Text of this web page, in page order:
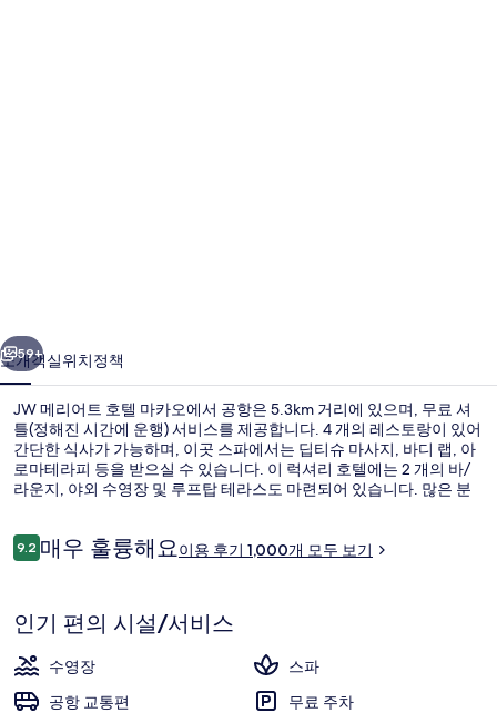
마
카
오
의
사
갤
리
59+
소개객실위치정책
JW 메리어트 호텔 마카오에서 공항은 5.3km 거리에 있으며, 무료 셔
틀(정해진 시간에 운행) 서비스를 제공합니다. 4 개의 레스토랑이 있어
간단한 식사가 가능하며, 이곳 스파에서는 딥티슈 마사지, 바디 랩, 아
로마테라피 등을 받으실 수 있습니다. 이 럭셔리 호텔에는 2 개의 바/
라운지, 야외 수영장 및 루프탑 테라스도 마련되어 있습니다. 많은 분
거리에 있어 대중 교통편을 이용하기 편리합니다.
이
용
기
9.210점 만점 중 9.2점.
매우 훌륭해요이용 후기 1,000개 모두 보기
인기 편의 시설/서비스
수영장
스파
공항 교통편
무료 주차